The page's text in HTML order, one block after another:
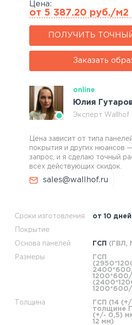
Сроки изготовления от 10 дней
Покрытие
Основа панелей ГСП (ГВЛ,
Размеры
ГСП
Толщина
ГСП (14
толщине
(+/- 0,5)
12 мм)
Цена:
от 5 387.20 руб./м2
ПОЛУЧИТЬ
Заказать
online
Юлия
Эксперт Wallhof
Цена зависит от типа
покрытия и других нюансов
запрос, и я сделаю точный
всех действующих скидок.
sales@wallhof.ru